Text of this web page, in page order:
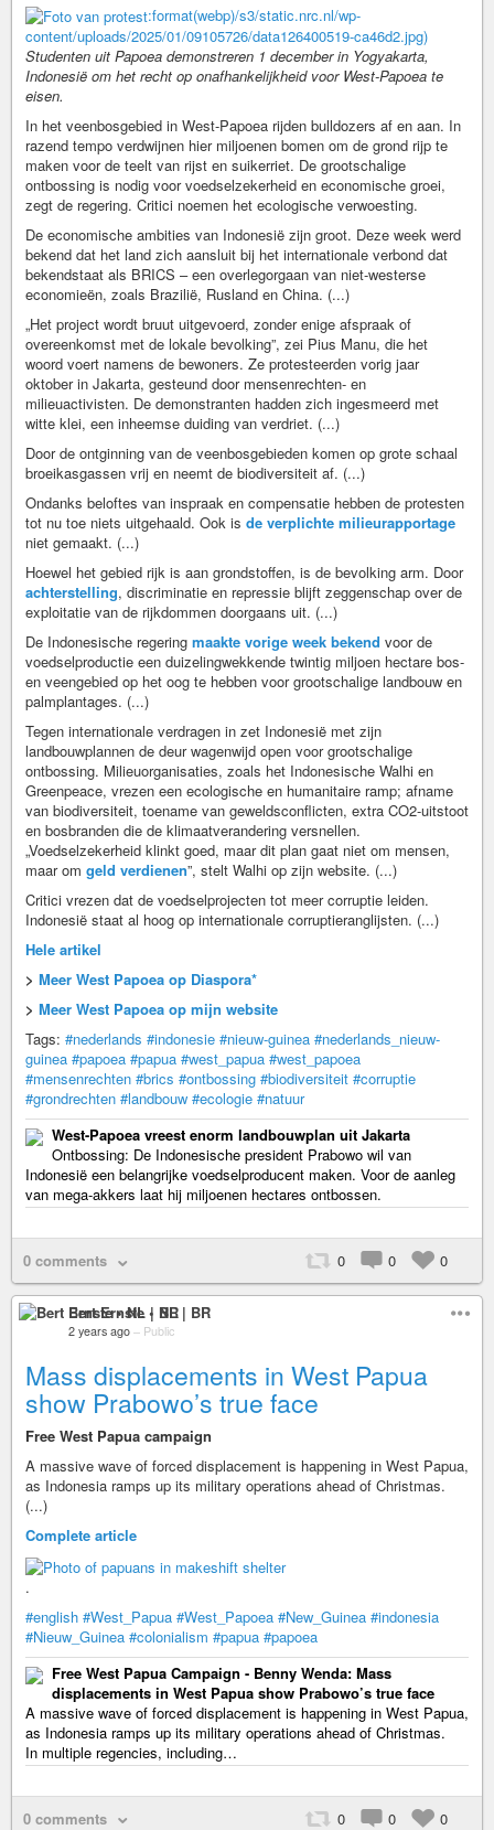
:format(webp)/s3/static.nrc.nl/wp-
content/uploads/2025/01/09105726/data126400519-ca46d2.jpg)
Studenten uit Papoea demonstreren 1 december in Yogyakarta,
Indonesië om het recht op onafhankelijkheid voor West-Papoea te
eisen.
In het veenbosgebied in West-Papoea rijden bulldozers af en aan. In
razend tempo verdwijnen hier miljoenen bomen om de grond rijp te
maken voor de teelt van rijst en suikerriet. De grootschalige
ontbossing is nodig voor voedselzekerheid en economische groei,
zegt de regering. Critici noemen het ecologische verwoesting.
De economische ambities van Indonesië zijn groot. Deze week werd
bekend dat het land zich aansluit bij het internationale verbond dat
bekendstaat als BRICS – een overlegorgaan van niet-westerse
economieën, zoals Brazilië, Rusland en China. (...)
„Het project wordt bruut uitgevoerd, zonder enige afspraak of
overeenkomst met de lokale bevolking”, zei Pius Manu, die het
woord voert namens de bewoners. Ze protesteerden vorig jaar
oktober in Jakarta, gesteund door mensenrechten- en
milieuactivisten. De demonstranten hadden zich ingesmeerd met
witte klei, een inheemse duiding van verdriet. (...)
Door de ontginning van de veenbosgebieden komen op grote schaal
broeikasgassen vrij en neemt de biodiversiteit af. (...)
Ondanks beloftes van inspraak en compensatie hebben de protesten
tot nu toe niets uitgehaald. Ook is de verplichte milieurapportage
niet gemaakt. (...)
Hoewel het gebied rijk is aan grondstoffen, is de bevolking arm. Door
achterstelling, discriminatie en repressie blijft zeggenschap over de
exploitatie van de rijkdommen doorgaans uit. (...)
De Indonesische regering maakte vorige week bekend voor de
voedselproductie een duizelingwekkende twintig miljoen hectare bos-
en veengebied op het oog te hebben voor grootschalige landbouw en
palmplantages. (...)
Tegen internationale verdragen in zet Indonesië met zijn
landbouwplannen de deur wagenwijd open voor grootschalige
ontbossing. Milieuorganisaties, zoals het Indonesische Walhi en
Greenpeace, vrezen een ecologische en humanitaire ramp; afname
van biodiversiteit, toename van geweldsconflicten, extra CO2-uitstoot
en bosbranden die de klimaatverandering versnellen.
„Voedselzekerheid klinkt goed, maar dit plan gaat niet om mensen,
maar om geld verdienen”, stelt Walhi op zijn website. (...)
Critici vrezen dat de voedselprojecten tot meer corruptie leiden.
Indonesië staat al hoog op internationale corruptieranglijsten. (...)
Hele artikel
> Meer West Papoea op Diaspora*
> Meer West Papoea op mijn website
Tags: #nederlands #indonesie #nieuw-guinea #nederlands_nieuw-
guinea #papoea #papua #west_papua #west_papoea
#mensenrechten #brics #ontbossing #biodiversiteit #corruptie
#grondrechten #landbouw #ecologie #natuur
West-Papoea vreest enorm landbouwplan uit Jakarta
Ontbossing: De Indonesische president Prabowo wil van
Indonesië een belangrijke voedselproducent maken. Voor de aanleg
van mega-akkers laat hij miljoenen hectares ontbossen.
0 comments 0 0 0
Bert Ernste • NL | BR
2 years ago – Public
Mass displacements in West Papua
show Prabowo’s true face
Free West Papua campaign
A massive wave of forced displacement is happening in West Papua,
as Indonesia ramps up its military operations ahead of Christmas.
(...)
Complete article
.
#english #West_Papua #West_Papoea #New_Guinea #indonesia
#Nieuw_Guinea #colonialism #papua #papoea
Free West Papua Campaign - Benny Wenda: Mass
displacements in West Papua show Prabowo’s true face
A massive wave of forced displacement is happening in West Papua,
as Indonesia ramps up its military operations ahead of Christmas.
In multiple regencies, including…
0 comments 0 0 0